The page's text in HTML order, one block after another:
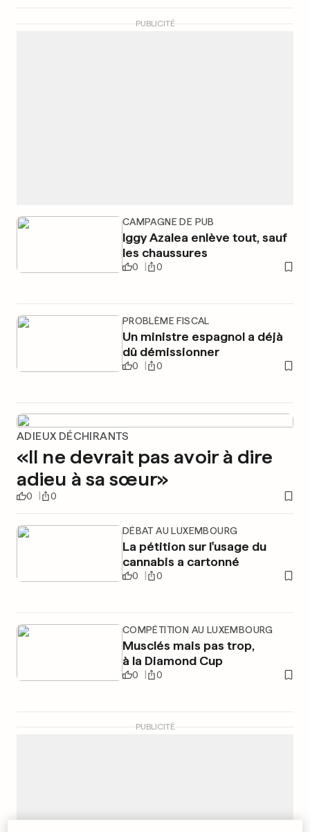
CAMPAGNE DE PUB
Iggy Azalea enlève tout, sauf
les chaussures
0 0
PROBLÈME FISCAL
Un ministre espagnol a déjà
dû démissionner
0 0
PUBLICITÉ
ADIEUX DÉCHIRANTS
«Il ne devrait pas avoir à dire
adieu à sa sœur»
0 0
DÉBAT AU LUXEMBOURG
La pétition sur l'usage du
cannabis a cartonné
0 0
COMPÉTITION AU LUXEMBOURG
Musclés mais pas trop,
à la Diamond Cup
0 0
PUBLICITÉ